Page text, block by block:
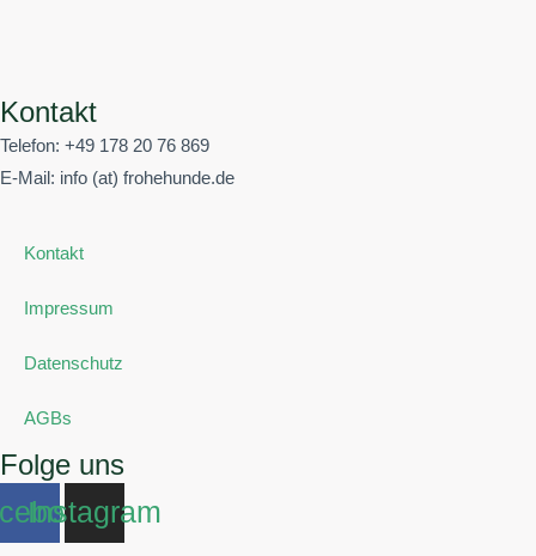
Kontakt
Telefon: +49 178 20 76 869
E-Mail: info (at) frohehunde.de
Kontakt
Impressum
Datenschutz
AGBs
Folge uns
Instagram